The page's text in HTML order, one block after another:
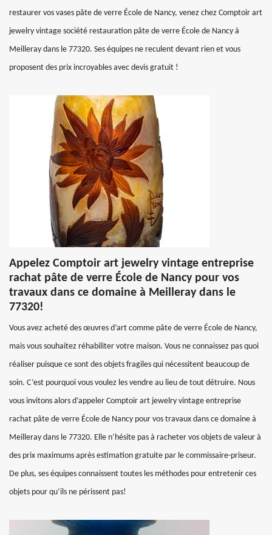
restaurer vos vases pâte de verre École de Nancy, venez chez Comptoir art
jewelry vintage société restauration pâte de verre École de Nancy à
Meilleray dans le 77320. Ses équipes ne reculent devant rien et vous
proposent des prix incroyables avec devis gratuit !
Appelez Comptoir art jewelry vintage entreprise
rachat pâte de verre École de Nancy pour vos
travaux dans ce domaine à Meilleray dans le
77320!
Vous avez acheté des œuvres d’art comme pâte de verre École de Nancy,
mais vous souhaitez réhabiliter votre maison. Vous ne connaissez pas quoi
réaliser puisque ce sont des objets fragiles qui nécessitent beaucoup de
soin. C’est pourquoi vous voulez les vendre au lieu de tout détruire. Nous
vous invitons alors d’appeler Comptoir art jewelry vintage entreprise
rachat pâte de verre École de Nancy pour vos travaux dans ce domaine à
Meilleray dans le 77320. Elle n’hésite pas à racheter vos objets de valeur à
des prix maximums après estimation gratuite par le commissaire-priseur.
De plus, ses équipes connaissent toutes les méthodes pour entretenir ces
objets pour qu’ils ne périssent pas!